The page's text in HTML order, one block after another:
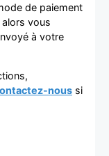
de paiement
vous
à votre
nous si